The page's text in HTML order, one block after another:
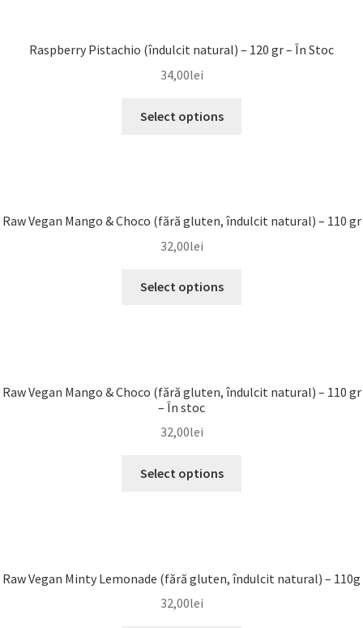
Raspberry Pistachio (îndulcit natural) – 120 gr – În Stoc
34,00lei
Select options
Raw Vegan Mango & Choco (fără gluten, îndulcit natural) – 110 gr
32,00lei
Select options
Raw Vegan Mango & Choco (fără gluten, îndulcit natural) – 110 gr
– În stoc
32,00lei
Select options
Raw Vegan Minty Lemonade (fără gluten, îndulcit natural) – 110g
32,00lei